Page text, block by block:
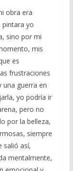
obra era
yo
sino por mi
mis
es
frustraciones
una guerra en
yo podría ir
pero no
por la belleza,
siempre
salió así,
mentalmente,